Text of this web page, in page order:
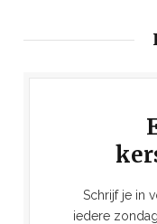
Schrijf je in
iedere